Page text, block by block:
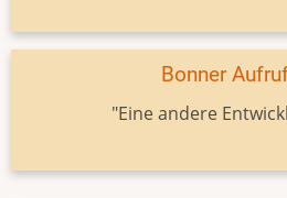
Bonner
"Eine andere